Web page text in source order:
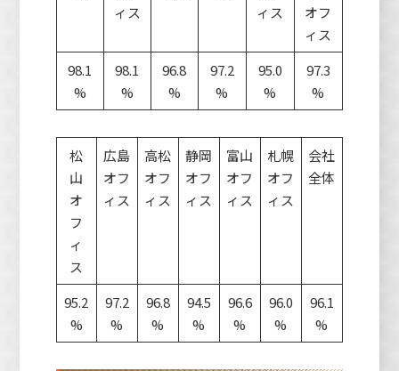
ィス
ィス
オフ
ィス
98.1
%
98.1
%
96.8
%
97.2
%
95.0
%
97.3
%
松
山
オ
フ
ィ
ス
広島
オフ
ィス
高松
オフ
ィス
静岡
オフ
ィス
富山
オフ
ィス
札幌
オフ
ィス
会社
全体
95.2
%
97.2
%
96.8
%
94.5
%
96.6
%
96.0
%
96.1
%